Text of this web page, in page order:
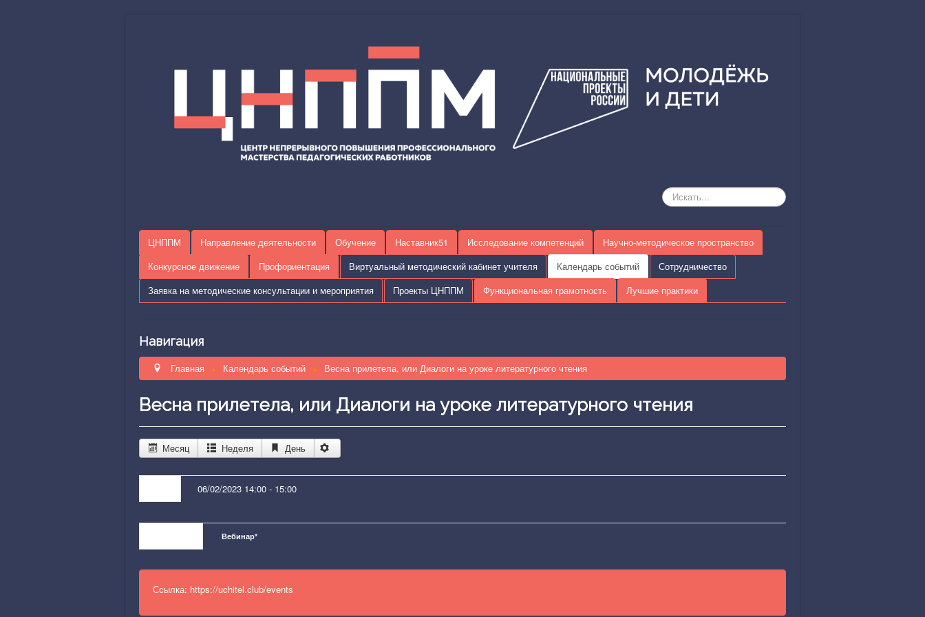
Искать...
ЦНППМ Направление деятельности Обучение Наставник51 Исследование компетенций
Научно-методическое пространство
Конкурсное движение
Профориентация Виртуальный методический кабинет учителя Календарь событий
Сотрудничество
Заявка на методические консультации и мероприятия
Проекты ЦНППМ Функциональная грамотность Лучшие практики
Навигация
Главная Календарь событий Весна прилетела, или Диалоги на уроке литературного чтения
Весна прилетела, или Диалоги на уроке литературного чтения
Месяц Неделя День
06/02/2023 14:00 - 15:00
Вебинар*
Ссылка: https://uchitel.club/events